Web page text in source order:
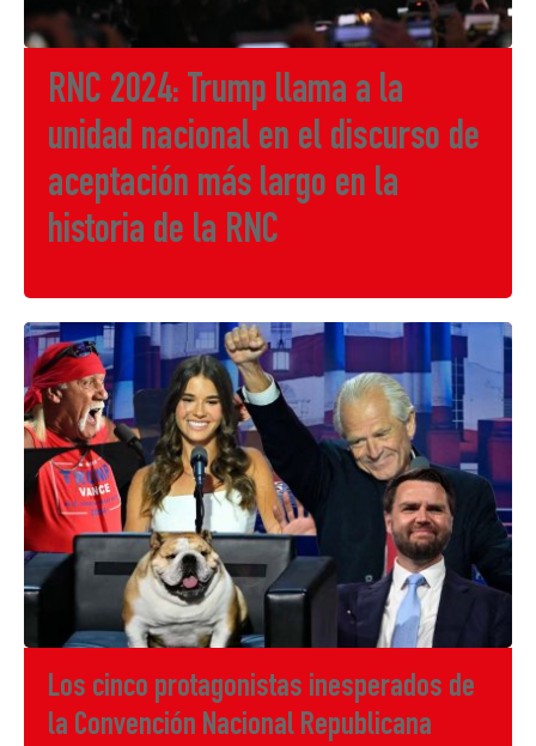
RNC 2024: Trump llama a la
unidad nacional en el discurso de
aceptación más largo en la
historia de la RNC
Los cinco protagonistas inesperados de
la Convención Nacional Republicana